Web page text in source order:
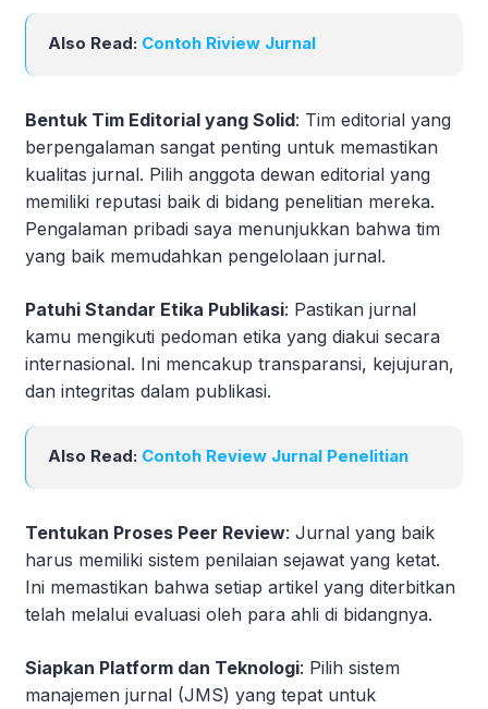
Also Read: Contoh Riview Jurnal
Bentuk Tim Editorial yang Solid: Tim editorial yang
berpengalaman sangat penting untuk memastikan
kualitas jurnal. Pilih anggota dewan editorial yang
memiliki reputasi baik di bidang penelitian mereka.
Pengalaman pribadi saya menunjukkan bahwa tim
yang baik memudahkan pengelolaan jurnal.
Patuhi Standar Etika Publikasi: Pastikan jurnal
kamu mengikuti pedoman etika yang diakui secara
internasional. Ini mencakup transparansi, kejujuran,
dan integritas dalam publikasi.
Also Read: Contoh Review Jurnal Penelitian
Tentukan Proses Peer Review: Jurnal yang baik
harus memiliki sistem penilaian sejawat yang ketat.
Ini memastikan bahwa setiap artikel yang diterbitkan
telah melalui evaluasi oleh para ahli di bidangnya.
Siapkan Platform dan Teknologi: Pilih sistem
manajemen jurnal (JMS) yang tepat untuk